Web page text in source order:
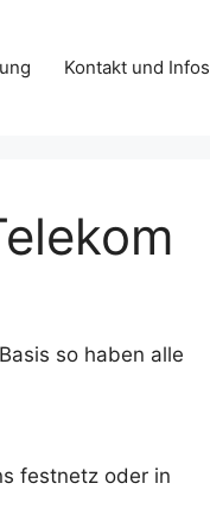
Kontakt und Infos
so haben alle
festnetz oder in